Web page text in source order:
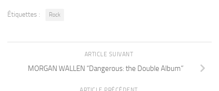
Étiquettes : Rock
ARTICLE SUIVANT
MORGAN WALLEN “Dangerous: the Double Album”